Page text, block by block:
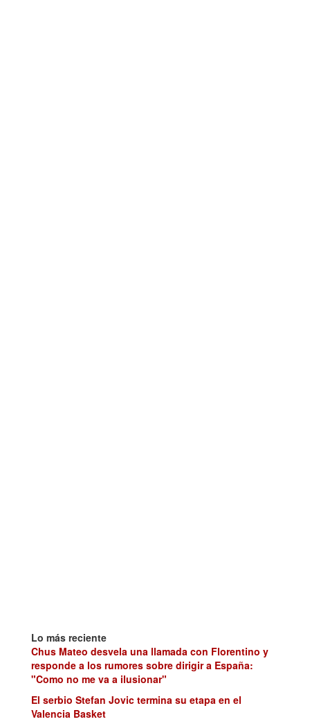
Lo más reciente
Chus Mateo desvela una llamada con Florentino y
responde a los rumores sobre dirigir a España:
"Como no me va a ilusionar"
El serbio Stefan Jovic termina su etapa en el
Valencia Basket